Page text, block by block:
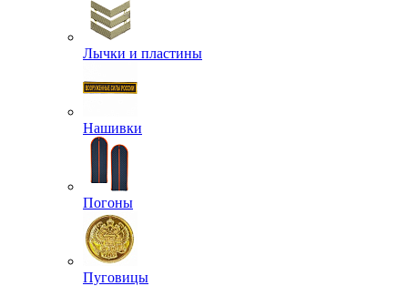
Лычки и пластины
Нашивки
Погоны
Пуговицы